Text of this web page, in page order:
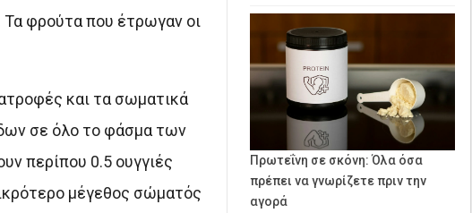
Τα φρούτα που έτρωγαν οι
και τα σωματικά
σε όλο το φάσμα των
περίπου 0.5 ουγγιές
μέγεθος σώματός
Πρωτεΐνη σε σκόνη: Όλα όσα
πρέπει να γνωρίζετε πριν την
αγορά